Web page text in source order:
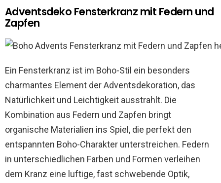
Adventsdeko Fensterkranz mit Federn und
Zapfen
Ein Fensterkranz ist im Boho-Stil ein besonders
charmantes Element der Adventsdekoration, das
Natürlichkeit und Leichtigkeit ausstrahlt. Die
Kombination aus Federn und Zapfen bringt
organische Materialien ins Spiel, die perfekt den
entspannten Boho-Charakter unterstreichen. Federn
in unterschiedlichen Farben und Formen verleihen
dem Kranz eine luftige, fast schwebende Optik,